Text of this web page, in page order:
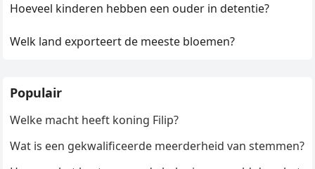
Hoeveel kinderen hebben een ouder in detentie?
Welk land exporteert de meeste bloemen?
Populair
Welke macht heeft koning Filip?
Wat is een gekwalificeerde meerderheid van stemmen?